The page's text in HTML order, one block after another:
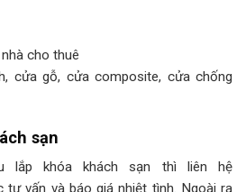
cho thuê
cửa gỗ, cửa composite, cửa chống
sạn
lắp khóa khách sạn thì liên hệ
tư vấn và báo giá nhiệt tình. Ngoài ra